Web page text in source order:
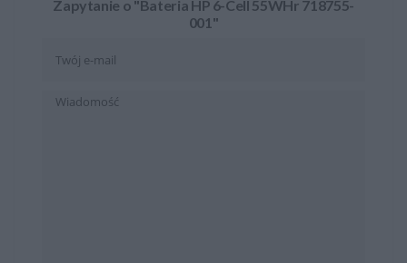
Zapytanie o "Bateria HP 6-Cell 55WHr 718755-
001"